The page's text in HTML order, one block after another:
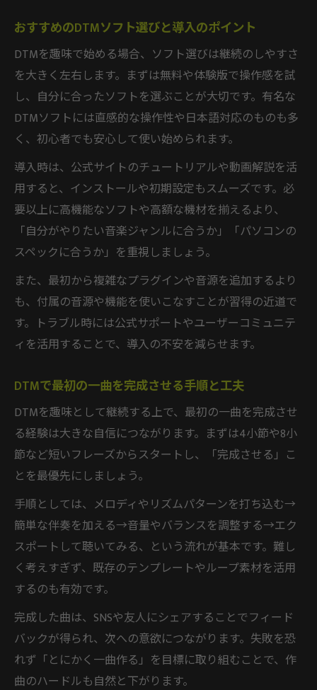
おすすめのDTMソフト選びと導入のポイント
DTMを趣味で始める場合、ソフト選びは継続のしやすさ
を大きく左右します。まずは無料や体験版で操作感を試
し、自分に合ったソフトを選ぶことが大切です。有名な
DTMソフトには直感的な操作性や日本語対応のものも多
く、初心者でも安心して使い始められます。
導入時は、公式サイトのチュートリアルや動画解説を活
用すると、インストールや初期設定もスムーズです。必
要以上に高機能なソフトや高額な機材を揃えるより、
「自分がやりたい音楽ジャンルに合うか」「パソコンの
スペックに合うか」を重視しましょう。
また、最初から複雑なプラグインや音源を追加するより
も、付属の音源や機能を使いこなすことが習得の近道で
す。トラブル時には公式サポートやユーザーコミュニテ
ィを活用することで、導入の不安を減らせます。
DTMで最初の一曲を完成させる手順と工夫
DTMを趣味として継続する上で、最初の一曲を完成させ
る経験は大きな自信につながります。まずは4小節や8小
節など短いフレーズからスタートし、「完成させる」こ
とを最優先にしましょう。
手順としては、メロディやリズムパターンを打ち込む→
簡単な伴奏を加える→音量やバランスを調整する→エク
スポートして聴いてみる、という流れが基本です。難し
く考えすぎず、既存のテンプレートやループ素材を活用
するのも有効です。
完成した曲は、SNSや友人にシェアすることでフィード
バックが得られ、次への意欲につながります。失敗を恐
れず「とにかく一曲作る」を目標に取り組むことで、作
曲のハードルも自然と下がります。